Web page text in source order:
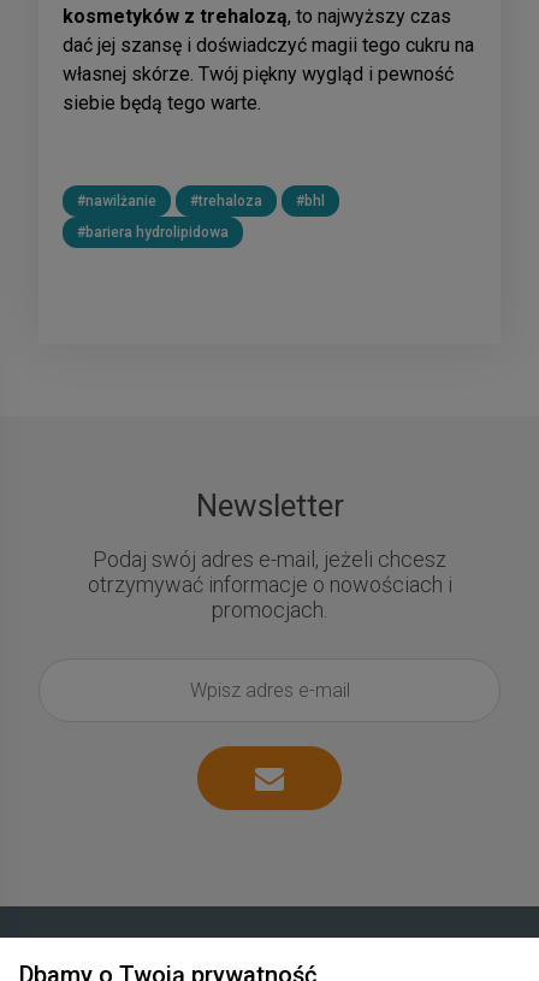
kosmetyków z trehalozą, to najwyższy czas
dać jej szansę i doświadczyć magii tego cukru na
własnej skórze. Twój piękny wygląd i pewność
siebie będą tego warte.
#nawilżanie #trehaloza
#bhl
#bariera hydrolipidowa
Newsletter
Podaj swój adres e-mail, jeżeli chcesz
otrzymywać informacje o nowościach i
promocjach.
Dbamy o Twoją prywatność